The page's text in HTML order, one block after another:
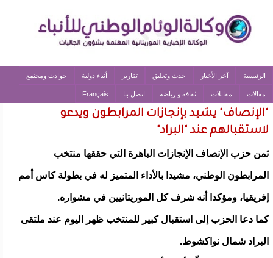
الرئيسية آخر الأخبار حدث وتعليق تقارير أنباء دولية حوادث ومجتمع
مقالات مقابلات ثقافة و رياضة اتصل بنا Français
"الإنصاف" يشيد بإنجازات المرابطون ويدعو
لاستقبالهم عند "البراد"
ثمن حزب الإنصاف الإنجازات الباهرة التي حققها منتخب
المرابطون الوطني، مشيدا بالأداء المتميز له في بطولة كاس أمم
إفريقيا، ومؤكدا أنه شرف كل الموريتانيين في مشواره.
كما دعا الحزب إلى استقبال كبير للمنتخب ظهر اليوم عند ملتقى
البراد شمال نواكشوط.